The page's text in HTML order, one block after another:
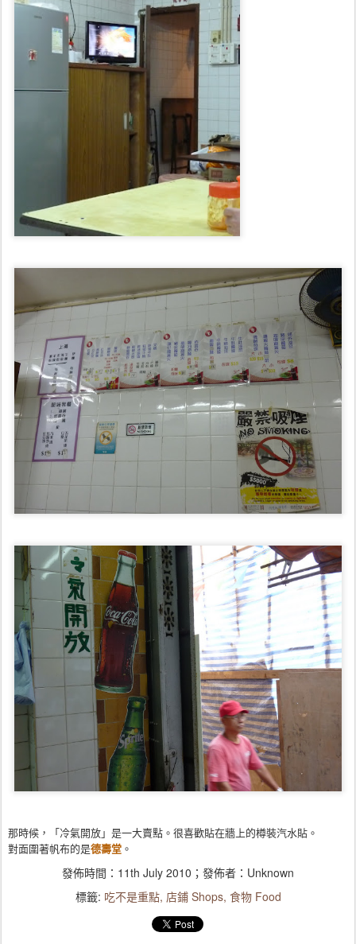
那時候，「冷氣開放」是一大賣點。很喜歡貼在牆上的樽裝汽水貼。
對面圍著帆布的是德壽堂 。
發佈時間： 11th July 2010 ；發佈者：Unknown
標籤: 吃不是重點 店鋪 Shops 食物 Food